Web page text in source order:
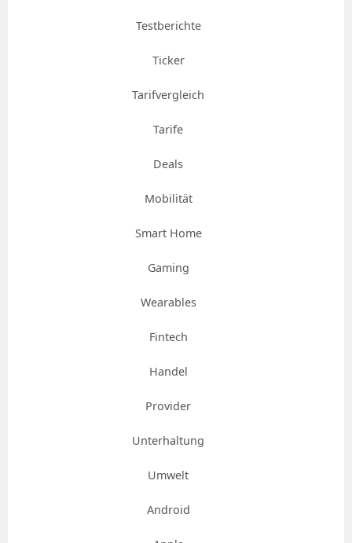
Testberichte
Ticker
Tarifvergleich
Tarife
Deals
Mobilität
Smart Home
Gaming
Wearables
Fintech
Handel
Provider
Unterhaltung
Umwelt
Android